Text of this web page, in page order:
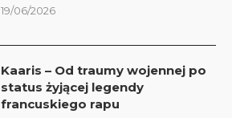
19/06/2026
Kaaris – Od traumy wojennej po
status żyjącej legendy
francuskiego rapu